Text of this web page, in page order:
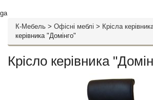
ga
К-Мебель > Офісні меблі > Крісла
керівника "Домінго"
Крісло керівника